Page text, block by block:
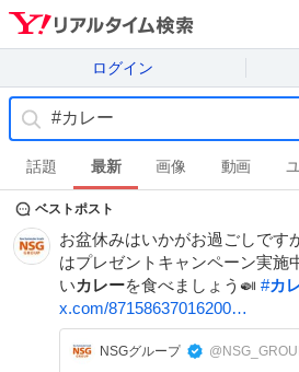
ログイン
話題 最新 画像 動画
ベストポスト
お盆休みはいかがお過ごしです
はプレゼントキャンペーン実施
いカレーを食べましょう🍛 #カ
x.com/87158637016200…
NSGグループ